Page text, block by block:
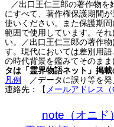
／出口王仁三郎の著作物
にすべて、著作権保護期間
使いください。また保護期
範囲で使用しています。そ
い。／出口王仁三郎の著作
す。現代においては差別用
の時代背景を鑑みてそのま
タは「霊界物語ネット」掲載
凡例
／データに誤り等を発
連絡先：【 メールアドレス（
note（オニド）